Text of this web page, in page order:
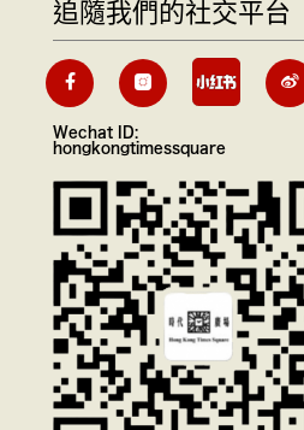
追隨我們的社交平台
Wechat ID:
hongkongtimessquare